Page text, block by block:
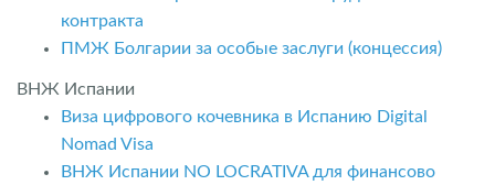
контракта
ПМЖ Болгарии за особые заслуги (концессия)
ВНЖ Испании
Виза цифрового кочевника в Испанию Digital
Nomad Visa
ВНЖ Испании NO LOCRATIVA для финансово